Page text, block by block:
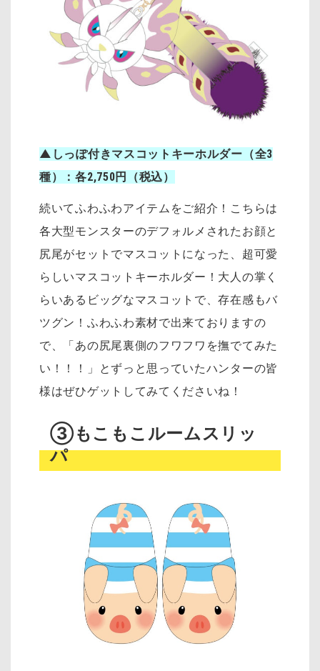
▲しっぽ付きマスコットキーホルダー（全3
種）：各2,750円（税込）
続いてふわふわアイテムをご紹介！こちらは
各大型モンスターのデフォルメされたお顔と
尻尾がセットでマスコットになった、超可愛
らしいマスコットキーホルダー！大人の掌く
らいあるビッグなマスコットで、存在感もバ
ツグン！ふわふわ素材で出来ておりますの
で、「あの尻尾裏側のフワフワを撫でてみた
い！！！」とずっと思っていたハンターの皆
様はぜひゲットしてみてくださいね！
③もこもこルームスリッ
パ